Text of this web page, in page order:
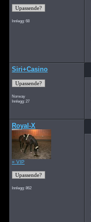
Innlegg: 68
Siri+Casino
Norway
Innlegg: 27
Royal-X
» VIP
Innlegg: 862